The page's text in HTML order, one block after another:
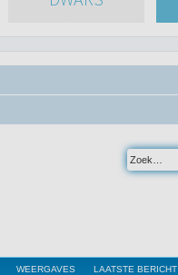
WEERGAVES LAATSTE BERICHT